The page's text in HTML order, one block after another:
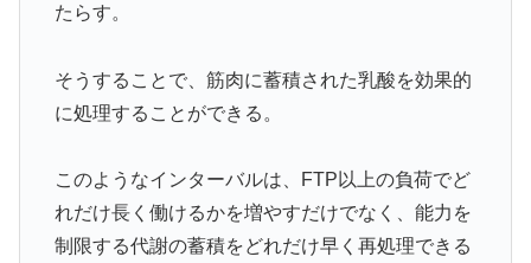
たらす。
そうすることで、筋肉に蓄積された乳酸を効果的
に処理することができる。
このようなインターバルは、FTP以上の負荷でど
れだけ長く働けるかを増やすだけでなく、能力を
制限する代謝の蓄積をどれだけ早く再処理できる